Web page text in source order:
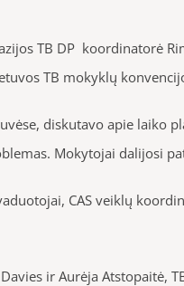
TB DP koordinatorė
TB mokyklų
diskutavo apie laiko
Mokytojai dalijosi
CAS veiklų
ir Aurėja Atstopaitė,